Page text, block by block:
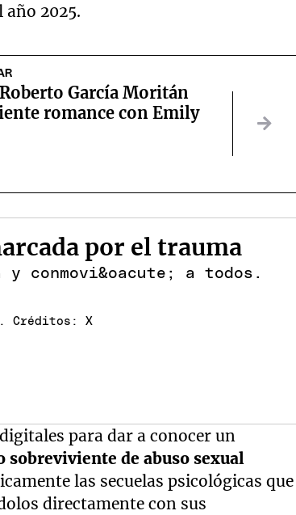
año 2025.
García Moritán
romance con Emily
por el trauma
Créditos: X
para dar a conocer un
sobreviviente de abuso sexual
las secuelas psicológicas que
directamente con sus